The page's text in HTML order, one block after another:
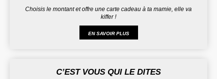
Choisis le montant et offre une carte cadeau à ta mamie, elle va
kiffer !
EN SAVOIR PLUS
C’EST VOUS QUI LE DITES